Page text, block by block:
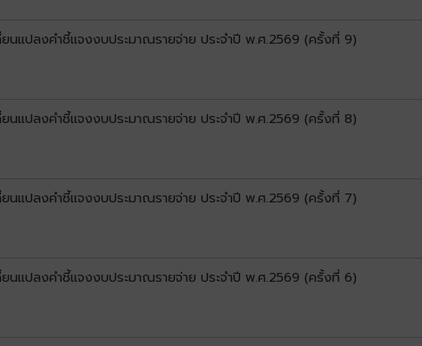
ยนแปลงคำชี้แจงงบประมาณรายจ่าย ประจำปี พ.ศ.2569 (ครั้งที่ 9)
ยนแปลงคำชี้แจงงบประมาณรายจ่าย ประจำปี พ.ศ.2569 (ครั้งที่ 8)
ยนแปลงคำชี้แจงงบประมาณรายจ่าย ประจำปี พ.ศ.2569 (ครั้งที่ 7)
ยนแปลงคำชี้แจงงบประมาณรายจ่าย ประจำปี พ.ศ.2569 (ครั้งที่ 6)